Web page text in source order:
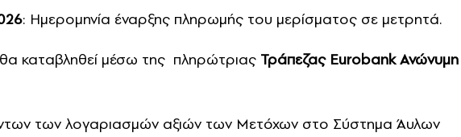
: Ημερομηνία έναρξης πληρωμής του μερίσματος σε μετρητά.
καταβληθεί μέσω της πληρώτριας Τράπεζας Eurobank Ανώνυμη
των λογαριασμών αξιών των Μετόχων στο Σύστημα Άυλων